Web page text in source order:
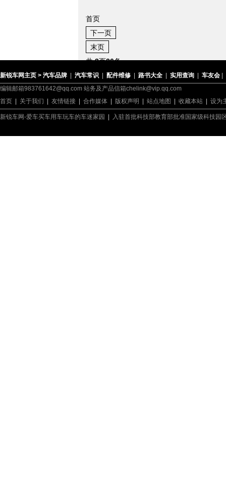
首页
下一页
末页
共3页26条
新锐车网主页 > 汽车品牌 汽车常识 配件维修 路书大全 实用查询 车友会
编辑邮箱983761642@qq.com 站务及产品信箱chelink@vip.qq.com
首页
关于我们 友情链接 合作媒体 版权声明 站点地图 收藏本站 设为
新锐车网-爱车买车用车玩车的车迷家园 入驻首批科技部教育部批准国家级科技园